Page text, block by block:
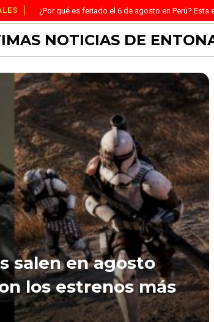
¿Por qué es feriado el 6 de agosto en Perú? Esta
NOTICIAS DE
salen en agosto
los estrenos más